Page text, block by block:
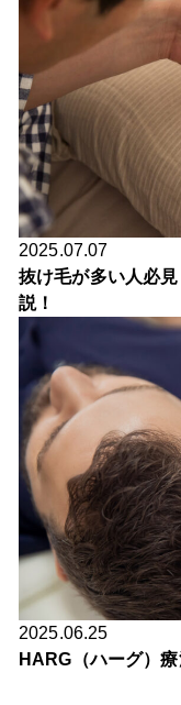
2025.07.07
抜け毛が多い人必
説！
2025.06.25
HARG（ハーグ）